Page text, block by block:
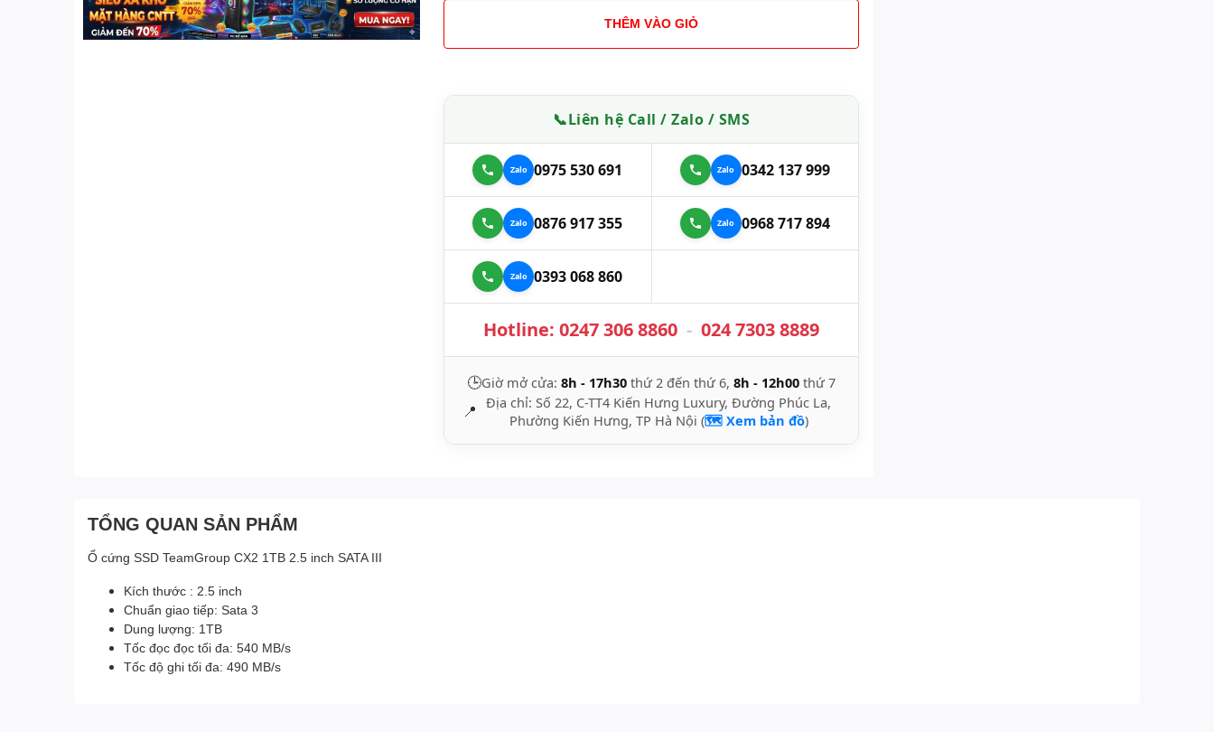
THÊM VÀO GIỎ
📞Liên hệ Call / Zalo / SMS
0975 530 691 0342 137 999
0876 917 355 0968 717 894
0393 068 860
Hotline:0247 306 8860 - 024 7303 8889
🕒Giờ mở cửa:8h - 17h30 thứ 2 đến thứ 6,8h - 12h00 thứ 7
📍
Địa chỉ: Số 22, C-TT4 Kiến Hưng Luxury, Đường Phúc La,
Phường Kiến Hưng, TP Hà Nội (🗺️ Xem bản đồ)
TỔNG QUAN SẢN PHẨM
Ổ cứng SSD TeamGroup CX2 1TB 2.5 inch SATA III
Kích thước : 2.5 inch
Chuẩn giao tiếp: Sata 3
Dung lượng: 1TB
Tốc đọc đọc tối đa: 540 MB/s
Tốc độ ghi tối đa: 490 MB/s